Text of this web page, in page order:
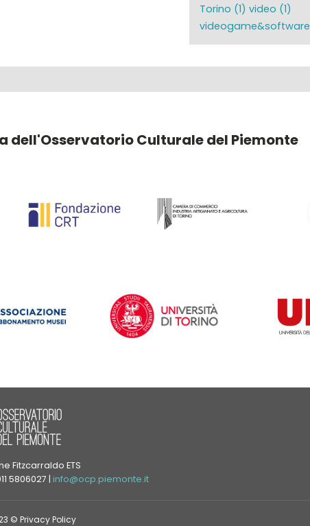
Torino (1) video (1)
videogame&software
Culturale del Piemonte
Fitzcarraldo ETS
5806027 | info@ocp.piemonte.it
© Privacy Policy